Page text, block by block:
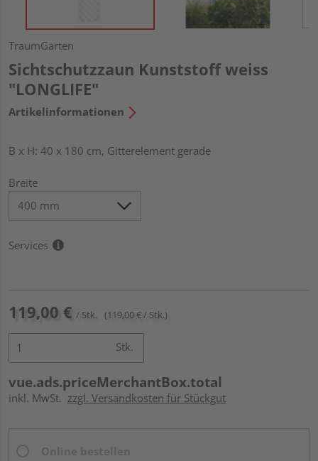
TraumGarten
Sichtschutzzaun Kunststoff weiss
"LONGLIFE"
Artikelinformationen
B x H: 40 x 180 cm, Gitterelement gerade
Breite
Services
119,00 € / Stk. (119,00 € / Stk.)
Stk.
vue.ads.priceMerchantBox.total
inkl. MwSt. zzgl. Versandkosten für Stückgut